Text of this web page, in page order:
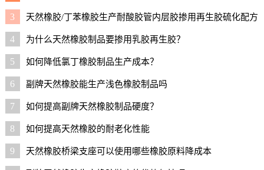
3 天然橡胶/丁苯橡胶生产耐酸胶管内层胶掺用再生胶硫化配方
4 为什么天然橡胶制品要掺用乳胶再生胶？
5 如何降低氯丁橡胶制品生产成本？
6 副牌天然橡胶能生产浅色橡胶制品吗
7 如何提高副牌天然橡胶制品硬度？
8 如何提高天然橡胶的耐老化性能
9 天然橡胶桥梁支座可以使用哪些橡胶原料降成本